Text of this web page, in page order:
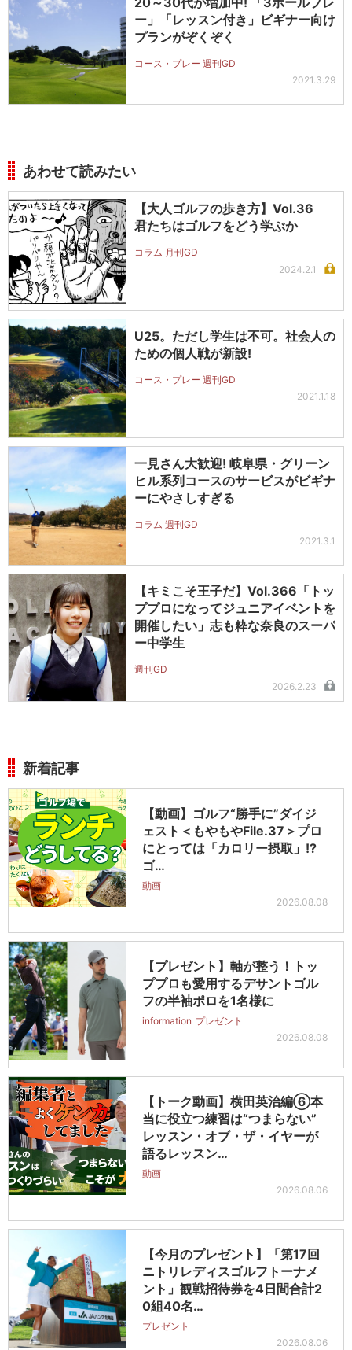
ー」「レッスン付き」ビギナー向け
プランがぞくぞく
コース・プレー 週刊GD
2021.3.29
あわせて読みたい
【大人ゴルフの歩き方】Vol.36
君たちはゴルフをどう学ぶか
コラム 月刊GD
2024.2.1
U25。ただし学生は不可。社会人の
ための個人戦が新設!
コース・プレー 週刊GD
2021.1.18
一見さん大歓迎! 岐阜県・グリーン
ヒル系列コースのサービスがビギナ
ーにやさしすぎる
コラム 週刊GD
2021.3.1
【キミこそ王子だ】Vol.366「トッ
ププロになってジュニアイベントを
開催したい」志も粋な奈良のスーパ
ー中学生
週刊GD
2026.2.23
新着記事
【動画】ゴルフ“勝手に”ダイジ
ェスト＜もやもやFile.37＞プロ
にとっては「カロリー摂取」!?
ゴ…
動画
2026.08.08
【プレゼント】軸が整う！トッ
ププロも愛用するデサントゴル
フの半袖ポロを1名様に
information プレゼント
2026.08.08
【トーク動画】横田英治編⑥本
当に役立つ練習は“つまらない”
レッスン・オブ・ザ・イヤーが
語るレッスン…
動画
2026.08.06
【今月のプレゼント】「第17回
ニトリレディスゴルフトーナメ
ント」観戦招待券を4日間合計2
0組40名…
プレゼント
2026.08.06